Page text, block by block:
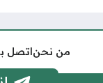
من نحن اتصل